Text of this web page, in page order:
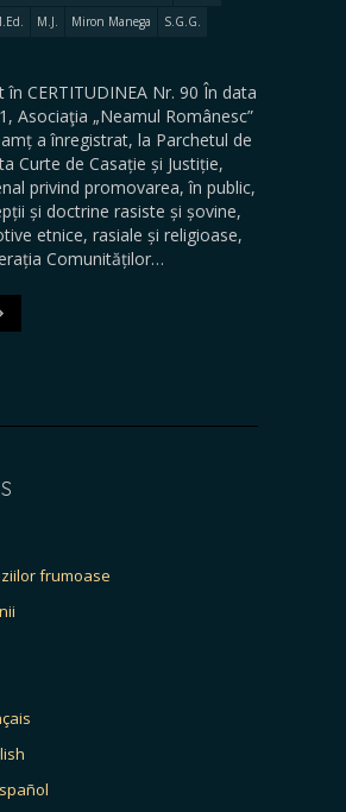
M.J. Miron Manega
S.G.G.
CERTITUDINEA Nr. 90 În data
Asociaţia „Neamul Românesc”
a înregistrat, la Parchetul de
Curte de Casație și Justiție,
privind promovarea, în public,
și doctrine rasiste și șovine,
etnice, rasiale și religioase,
Comunităților…
frumoase